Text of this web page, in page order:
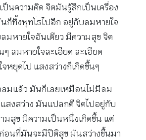
ป็นความคิด จิตมันรู้สึกเป็นเครื่อง
นก็ทิ้งพุทโธไปอีก อยู่กับลมหายใจ
หายใจอันเดียว มีความสุข จิต
ลมหายใจละเอียด ละเอียด
หยุดไป แสงสว่างก็เกิดขึ้นๆ
ลมแล้ว มันก็เลยเหมือนไม่มีลม
สงสว่าง มันแปลกดี จิตไปอยู่กับ
มสุข มีความเป็นหนึ่งเกิดขึ้น แต่
อนที่มันจะมีปีติสุข มันสว่างขึ้นมา